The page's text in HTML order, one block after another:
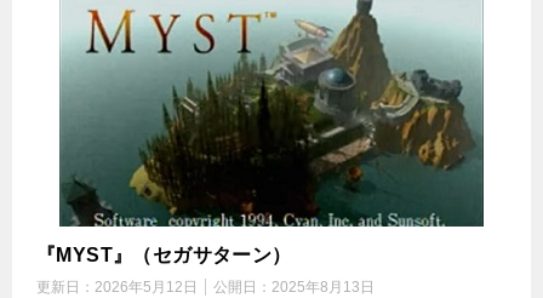
『MYST』（セガサターン）
更新日： 2026年5月12日 公開日： 2025年8月13日